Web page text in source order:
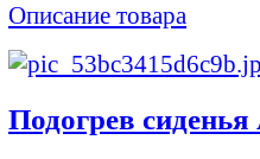
Описание товара
Подогрев сиденья